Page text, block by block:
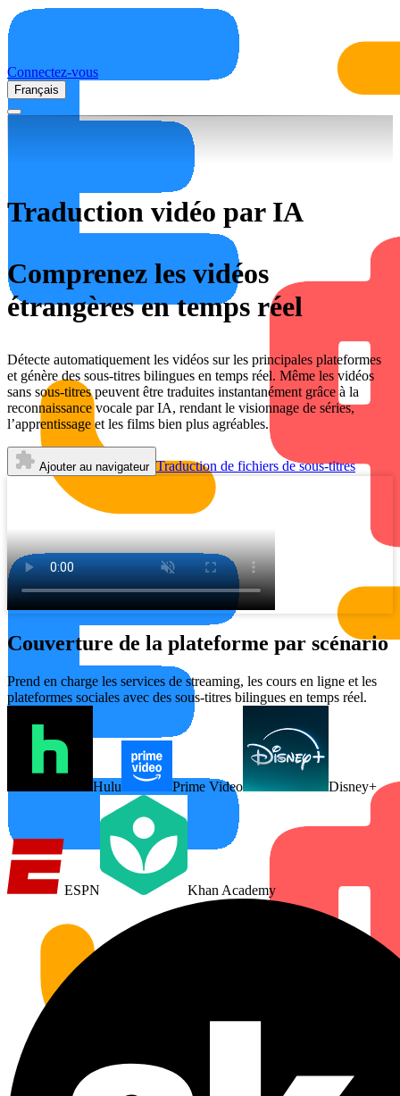
Connectez-vous
Français
Traduction vidéo par IA
Comprenez les vidéos
étrangères en temps réel
Détecte automatiquement les vidéos sur les principales plateformes
et génère des sous-titres bilingues en temps réel. Même les vidéos
sans sous-titres peuvent être traduites instantanément grâce à la
reconnaissance vocale par IA, rendant le visionnage de séries,
l’apprentissage et les films bien plus agréables.
Ajouter au navigateur Traduction de fichiers de sous-titres
Couverture de la plateforme par scénario
Prend en charge les services de streaming, les cours en ligne et les
plateformes sociales avec des sous-titres bilingues en temps réel.
Hulu Prime Video Disney+
ESPN Khan Academy